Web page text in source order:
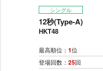
シングル
12秒(Type-A)
HKT48
最高順位： 1位
登場回数： 25回